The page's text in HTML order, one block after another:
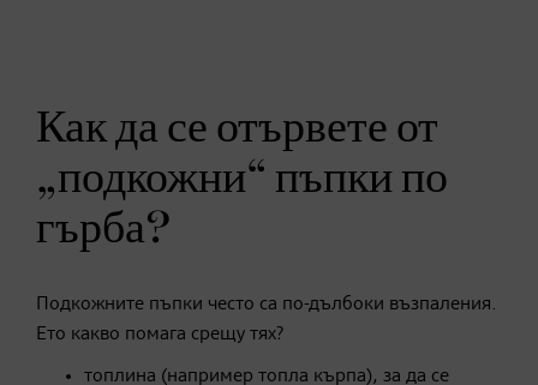
Как да се отървете от
„подкожни“ пъпки по
гърба?
Подкожните пъпки често са по-дълбоки възпаления.
Ето какво помага срещу тях?
топлина (например топла кърпа), за да се